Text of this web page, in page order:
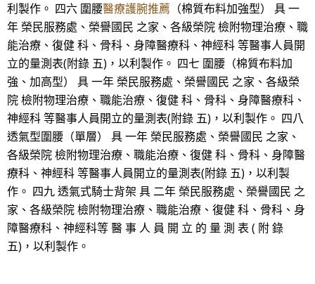
利製作。 四六 圍腰醫療護腕推薦 （棉質布料加強型） 具 一
年 榮民服務處、榮譽國民 之家、各級榮院 檢附物理治療、職
能治療、復健 科、骨科、身障醫療科、神經科 等醫事人員開
立的量測表(附錄 五)，以利製作。 四七 圍腰（棉質布料加
強、加高型） 具 一年 榮民服務處、榮譽國民 之家、各級榮
院 檢附物理治療、職能治療、復健 科、骨科、身障醫療科、
神經科 等醫事人員開立的量測表(附錄 五)，以利製作。 四八
透氣型圍腰（單層） 具 一年 榮民服務處、榮譽國民 之家、
各級榮院 檢附物理治療、職能治療、復健 科、骨科、身障醫
療科、神經科 等醫事人員開立的量測表(附錄 五)，以利製
作。 四九 透氣式騎士背架 具 二年 榮民服務處、榮譽國民 之
家、各級榮院 檢附物理治療、職能治療、復健 科、骨科、身
障醫療科、神經科等 醫 事 人 員 開 立 的 量 測 表 ( 附 錄
五)，以利製作。